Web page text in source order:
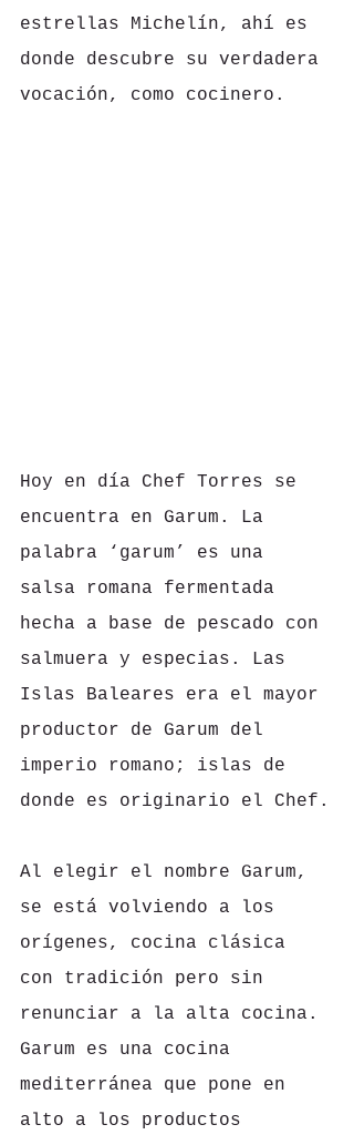
estrellas Michelín, ahí es
donde descubre su verdadera
vocación, como cocinero.
Hoy en día Chef Torres se
encuentra en Garum. La
palabra ‘garum’ es una
salsa romana fermentada
hecha a base de pescado con
salmuera y especias. Las
Islas Baleares era el mayor
productor de Garum del
imperio romano; islas de
donde es originario el Chef.
Al elegir el nombre Garum,
se está volviendo a los
orígenes, cocina clásica
con tradición pero sin
renunciar a la alta cocina.
Garum es una cocina
mediterránea que pone en
alto a los productos